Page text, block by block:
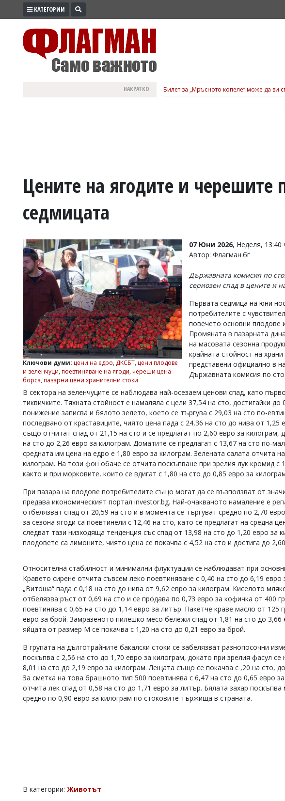
ПРОМО
ВОЙНАТА
УКРАЙНА
РАЗСЛЕДВАНЕ
БИЗНЕС
v.vasilev@flagman.bg
Касабова,
k.kassabova@flagman.bg
Главен
редактор:
Колев,
office@flagman.bg
Коментарите
статиите
читателите
редакцията
отговорност
откриете
коментар,
сигнализирайте
КАТЕГОРИИ
НАКРАТКО Билет за „Мръсното копеле“ може да ви
Цените на ягодите и черешите
седмицата
Ключови думи: цени на едро, ДКСБТ, цени плодове
и зеленчуци, поевтиняване на ягоди, череши цена
борса, пазарни цени хранителни стоки
07 Юни 2026, Неделя, 13:40
Автор: Флагман.бг
Държавната комисия по
сериозен спад в цените и
Първата седмица на юни
потребителите с
повечето основни плодове
Промяната в пазарната
на масовата сезонна
крайната стойност на
представени официално в
Държавната комисия по
В сектора на зеленчуците се наблюдава най-осезаем ценови спад, като
тиквичките. Тяхната стойност е намаляла с цели 37,54 на сто, достигайки
понижение записва и бялото зелето, което се търгува с 29,03 на сто по-
последвано от краставиците, чиято цена пада с 24,36 на сто до нива от 1,25
също отчитат спад от 21,15 на сто и се предлагат по 2,60 евро за килограм,
на сто до 2,26 евро за килограм. Доматите се предлагат с 13,67 на сто по-
средната им цена на едро е 1,80 евро за килограм. Зелената салата отчита
килограм. На този фон обаче се отчита поскъпване при зрелия лук кромид с
както и при морковите, които се вдигат с 1,80 на сто до 0,85 евро за
При пазара на плодове потребителите също могат да се възползват от
предава икономическият портал investor.bg. Най-очакваното намаление е
отбелязват спад от 20,59 на сто и в момента се търгуват средно по 2,70
за сезона ягоди са поевтинели с 12,46 на сто, като се предлагат на средна
следват тази низходяща тенденция със спад от 13,98 на сто до 1,20 евро за
плодовете са лимоните, чиято цена се покачва с 4,52 на сто и достига до
Относителна стабилност и минимални флуктуации се наблюдават при
Кравето сирене отчита съвсем леко поевтиняване с 0,40 на сто до 6,19
„Витоша“ пада с 0,18 на сто до нива от 9,62 евро за килограм. Киселото
отбелязва ръст от 0,69 на сто и се продава по 0,73 евро за кофичка от 400
поевтинява с 0,65 на сто до 1,14 евро за литър. Пакетче краве масло от 125
евро за брой. Замразеното пилешко месо бележи спад от 1,81 на сто до 3,66
яйцата от размер М се покачва с 1,20 на сто до 0,21 евро за брой.
В групата на дълготрайните бакалски стоки се забелязват разнопосочни
поскъпва с 2,56 на сто до 1,70 евро за килограм, докато при зрелия фасул
8,01 на сто до 2,19 евро за килограм. Лещата също се покачва с ,20 на сто,
За сметка на това брашното тип 500 поевтинява с 6,47 на сто до 0,65 евро
отчита лек спад от 0,58 на сто до 1,71 евро за литър. Бялата захар
средно по 0,90 евро за килограм по стоковите тържища в страната.
В категории: Животът